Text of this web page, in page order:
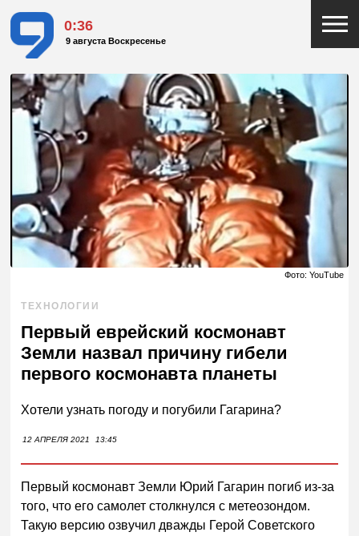
0:36
9 августа Воскресенье
Фото: YouTube
ТЕХНОЛОГИИ
Первый еврейский космонавт
Земли назвал причину гибели
первого космонавта планеты
Хотели узнать погоду и погубили Гагарина?
12 АПРЕЛЯ 2021 13:45
Первый космонавт Земли Юрий Гагарин погиб из-за
того, что его самолет столкнулся с метеозондом.
Такую версию озвучил дважды Герой Советского